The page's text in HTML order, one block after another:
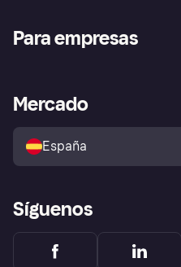
Inicio de sesión
Directorio de tiendas
Política de protección al
comprador de Klarna
Reclamaciones
Para empresas
Acceso empresas
Mercado
España
Síguenos